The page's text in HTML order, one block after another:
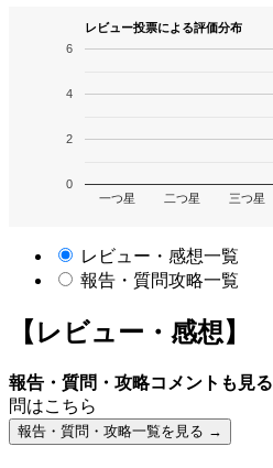
レビュー投票による評価分布
一つ星 二つ星 三つ星
0
2
4
6
レビュー・感想一覧
報告・質問攻略一覧
【レビュー・感想】
報告・質問・攻略コメントも見る
問はこちら
報告・質問・攻略一覧を見る →